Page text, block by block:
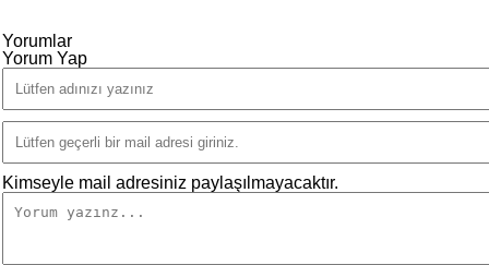
Yorumlar
Yorum Yap
Kimseyle mail adresiniz paylaşılmayacaktır.